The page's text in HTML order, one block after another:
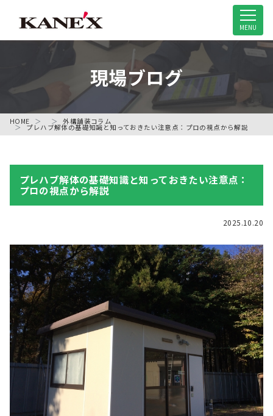
米子市の解体工事専門MENU
現場ブログ
HOME 外構舗装コラム
プレハブ解体の基礎知識と知っておきたい注意点：プロの視点から解説
プレハブ解体の基礎知識と知っておきたい注意点：
プロの視点から解説
2025.10.20